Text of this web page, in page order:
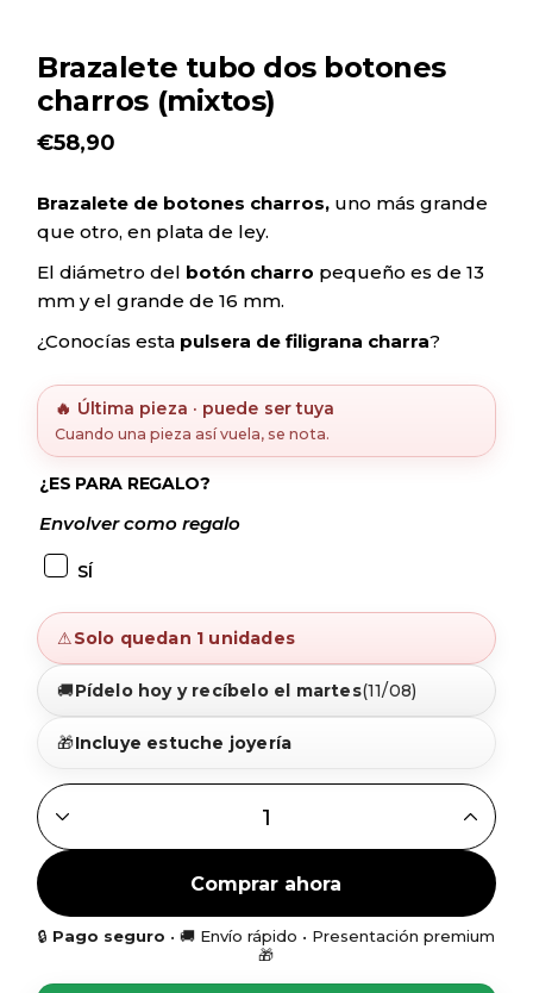
Brazalete tubo dos botones
charros (mixtos)
€58,90
Brazalete de botones charros, uno más grande
que otro, en plata de ley.
El diámetro del botón charro pequeño es de 13
mm y el grande de 16 mm.
¿Conocías esta pulsera de filigrana charra?
🔥 Última pieza · puede ser tuya
Cuando una pieza así vuela, se nota.
¿ES PARA REGALO?
Envolver como regalo
SÍ
⚠Solo quedan 1 unidades
🚚Pídelo hoy y recíbelo el martes(11/08)
🎁Incluye estuche joyería
BRAZALETE TUBO DOS BOTONES CHARROS (MIXTOS)
Comprar ahora
🔒 Pago seguro • 🚚 Envío rápido • Presentación premium
🎁